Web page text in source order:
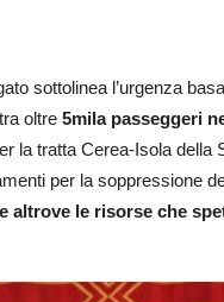
sottolinea l’urgenza
oltre 5mila passeggeri
la tratta Cerea-Isola
per la soppressione
altrove le risorse che